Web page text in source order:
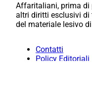
Affaritaliani, prima di
altri diritti esclusivi di
del materiale lesivo
Contatti
Policy Editoriali